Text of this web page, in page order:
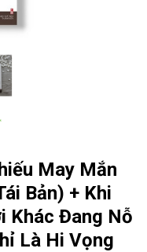
May Mắn
Bản) + Khi
Khác Đang Nỗ
Là Hi Vọng